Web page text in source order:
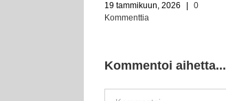
19 tammikuun, 2026
0
Kommenttia
Kommentoi aihetta...